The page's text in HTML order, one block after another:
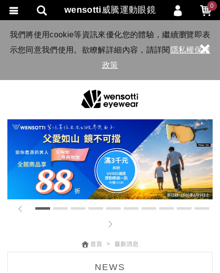
我們將使用cookie等資訊來優化您的體驗，繼續瀏覽即表
示您同意我們使用。欲瞭解詳細內容，請詳閱 隱私權保護
政策
×
首頁 最新消息
NEWS
wensotti威騰運動眼鏡 0
會員登入
會員註冊
忘記密碼
訂單查詢
匯款通知